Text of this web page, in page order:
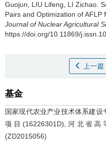
Guojun, LIU Lifeng, LI Zichao.
Pairs and Optimization of AFLP
Journal of Nuclear Agricultural
https://doi.org/10.11869/
上一篇
基金
国家现代农业产业技术体系建
项目(16226301D),河北省
(ZD2015056)